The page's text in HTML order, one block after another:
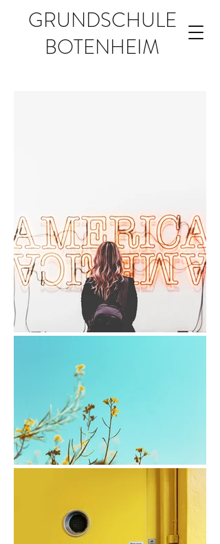
GRUNDSCHULE
BOTENHEIM